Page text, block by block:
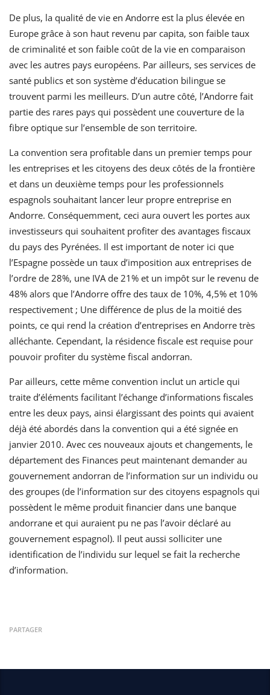
De plus, la qualité de vie en Andorre est la plus élevée en
Europe grâce à son haut revenu par capita, son faible taux
de criminalité et son faible coût de la vie en comparaison
avec les autres pays européens. Par ailleurs, ses services de
santé publics et son système d’éducation bilingue se
trouvent parmi les meilleurs. D’un autre côté, l’Andorre fait
partie des rares pays qui possèdent une couverture de la
fibre optique sur l’ensemble de son territoire.
La convention sera profitable dans un premier temps pour
les entreprises et les citoyens des deux côtés de la frontière
et dans un deuxième temps pour les professionnels
espagnols souhaitant lancer leur propre entreprise en
Andorre. Conséquemment, ceci aura ouvert les portes aux
investisseurs qui souhaitent profiter des avantages fiscaux
du pays des Pyrénées. Il est important de noter ici que
l’Espagne possède un taux d’imposition aux entreprises de
l’ordre de 28%, une IVA de 21% et un impôt sur le revenu de
48% alors que l’Andorre offre des taux de 10%, 4,5% et 10%
respectivement ; Une différence de plus de la moitié des
points, ce qui rend la création d’entreprises en Andorre très
alléchante. Cependant, la résidence fiscale est requise pour
pouvoir profiter du système fiscal andorran.
Par ailleurs, cette même convention inclut un article qui
traite d’éléments facilitant l’échange d’informations fiscales
entre les deux pays, ainsi élargissant des points qui avaient
déjà été abordés dans la convention qui a été signée en
janvier 2010. Avec ces nouveaux ajouts et changements, le
département des Finances peut maintenant demander au
gouvernement andorran de l’information sur un individu ou
des groupes (de l’information sur des citoyens espagnols qui
possèdent le même produit financier dans une banque
andorrane et qui auraient pu ne pas l’avoir déclaré au
gouvernement espagnol). Il peut aussi solliciter une
identification de l’individu sur lequel se fait la recherche
d’information.
PARTAGER